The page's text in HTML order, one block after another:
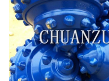
Deja un
¡Te